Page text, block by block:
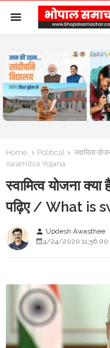
Home Political
स्वामित्व
swamitva Yojana
स्वामित्व योजना
पढ़िए / What is
person Updesh Awasthee
4/24/2020 11:56:00